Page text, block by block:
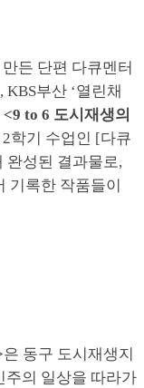
든 단편 다큐멘터
부산 ‘열린채
<9 to 6 도시재생의
학기 수업인 [다큐
완성된 결과물로,
기록한 작품들이
은 동구 도시재생지
주의 일상을 따라가